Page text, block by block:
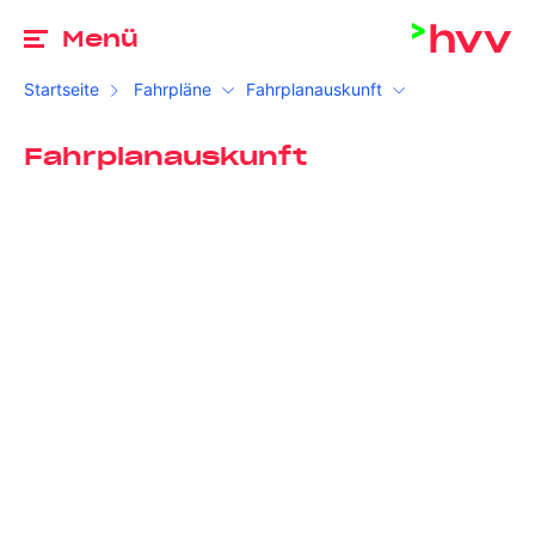
Menü
Startseite Fahrpläne Fahrplanauskunft
Fahrplanauskunft